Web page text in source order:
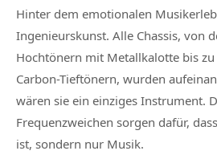
Hinter dem emotionalen
Ingenieurskunst. Alle Chassis, von
Hochtönern mit Metallkalotte bis
Carbon-Tieftönern, wurden
wären sie ein einziges Instrument.
Frequenzweichen sorgen dafür,
ist, sondern nur Musik.